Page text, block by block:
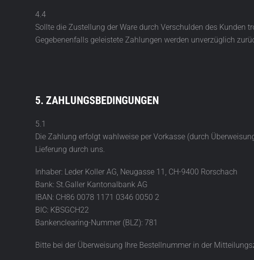
4.4
Sollte die Zustellung der Ware durch Verschulden des Kunden
Gegebenenfalls geleistete Zahlungen werden unverzüglich
5. ZAHLUNGSBEDINGUNGEN
5.1
Die Zahlung erfolgt wahlweise per Vorkasse (durch
Lieferung durch uns.
Inhaber: Leder Koller AG, Neugasse 11, CH-9400 Rorschach
Bank: St.Galler Kantonalbank AG
IBAN: CH86 0078 1171 0346 0050 2
BIC: KBSGCH22
Bankenclearing-Nummer (BLZ): 781
Bitte bei der Überweisung Ihre Bestellnummer in der